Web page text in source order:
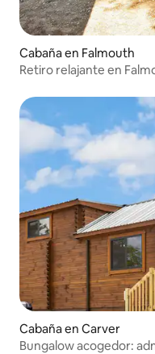
Cabaña en Falmouth
Retiro relajante en
Cabaña en Carver
Bungalow acogedor: